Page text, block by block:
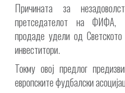
Причината за
претседателот на ФИФА,
продаде удели од Светското
инвеститори.
Токму овој предлог
европските фудбалски